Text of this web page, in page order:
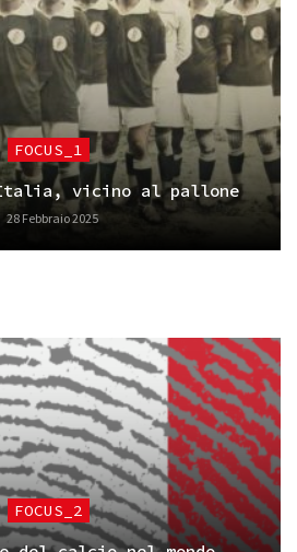
FOCUS_1
vicino al pallone
28 Febbraio 2025
FOCUS_2